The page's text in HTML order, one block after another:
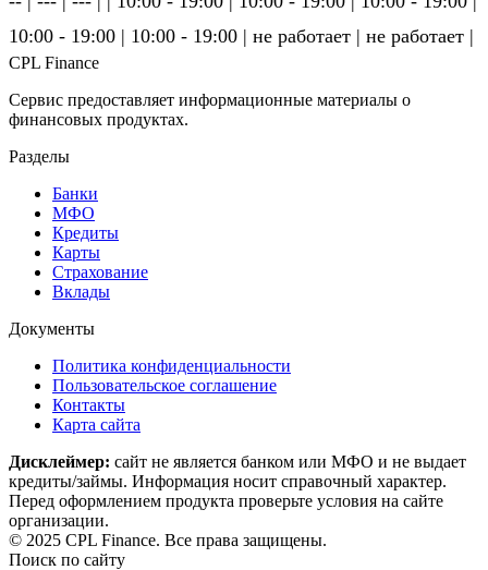
10:00 - 19:00 | 10:00 - 19:00 | не ра­бо­та­ет | не ра­бо­та­ет |
CPL Finance
Сервис предоставляет информационные материалы о
финансовых продуктах.
Разделы
Банки
МФО
Кредиты
Карты
Страхование
Вклады
Документы
Политика конфиденциальности
Пользовательское соглашение
Контакты
Карта сайта
Дисклеймер: сайт не является банком или МФО и не выдает
кредиты/займы. Информация носит справочный характер.
Перед оформлением продукта проверьте условия на сайте
организации.
© 2025 CPL Finance. Все права защищены.
Поиск по сайту